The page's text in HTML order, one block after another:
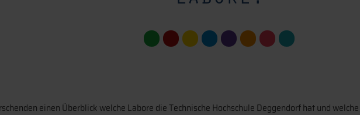
einen Überblick welche Labore die Technische Hochschule Deggendorf hat und